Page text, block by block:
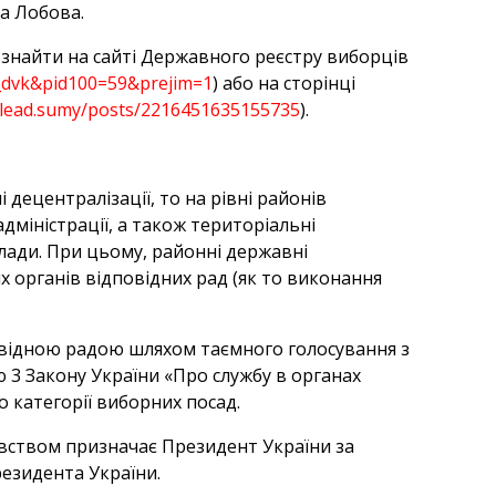
Лобова.
на сайті Державного реєстру виборців
) або на сторінці
posts/2216451635155735).
то на рівні районів
а також територіальні
При цьому, районні державні
органів відповідних рад (як то виконання
радою шляхом таємного голосування з
3 Закону України «Про службу в органах
виборних посад.
призначає Президент України за
України.